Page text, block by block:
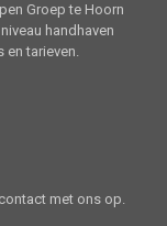
Groep te Hoorn
handhaven
en tarieven.
met ons op.